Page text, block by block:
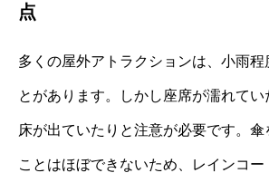
点
多くの屋外アトラクションは、小雨程
とがあります。しかし座席が濡れて
床が出ていたりと注意が必要です。傘
ことはほぼできないため、レインコ